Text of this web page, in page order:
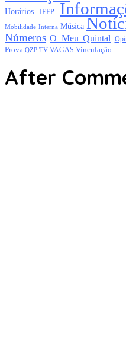
Horários IEFP
Mobilidade Interna Música
Números O Meu Quintal
Prova QZP TV VAGAS Vinculação
After